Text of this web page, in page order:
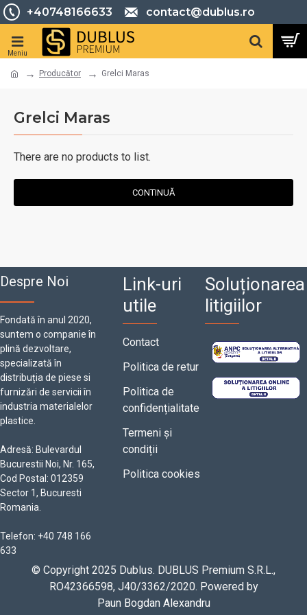
+40748166633 contact@dublus.ro
Producător Grelci Maras
Grelci Maras
There are no products to list.
CONTINUĂ
Despre Noi
Fondată în anul 2020,
suntem o companie în
plină dezvoltare,
specializată în
distribuția de piese si
furnizări de servicii în
industria materialelor
plastice.
Adresă: Bulevardul
Bucurestii Noi, Nr. 165,
Cod Postal: 012359
Sector 1, Bucuresti
Romania.
Telefon: +40 748 166
633
Link-uri
utile
Contact
Politica de retur
Politica de
confidențialitate
Termeni și
condiții
Politica cookies
Soluționarea
litigiilor
© Copyright 2025 Dublus. DUBLUS Premium S.R.L.,
RO42366598, J40/3362/2020. Powered by
Paun Bogdan Alexandru